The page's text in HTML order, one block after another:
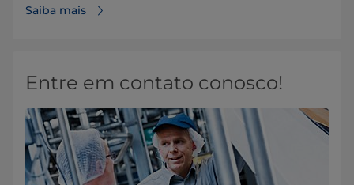
Saiba mais
Entre em contato conosco!